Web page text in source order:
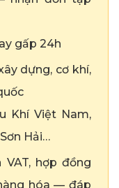
gấp 24h
dựng, cơ khí,
Khí Việt Nam,
Hải…
hợp đồng
hóa — đáp